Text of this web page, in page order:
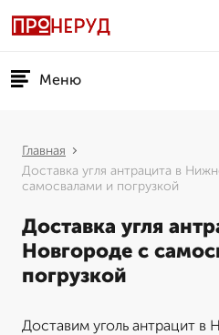
Меню
Главная
Доставка угля антрацита в
самосвалами и погрузкой
Доставка угля
Новгороде с
погрузкой
Доставим уголь антрацит